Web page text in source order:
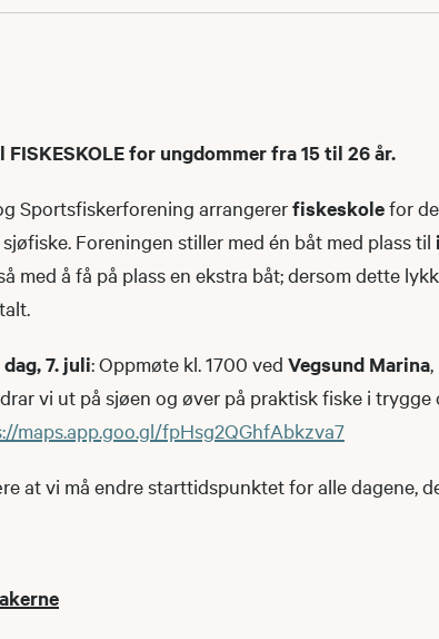
for ungdommer fra 15 til 26 år.
Sportsfiskerforening arrangererfiskeskolefor
Foreningen stiller med én båt med plass til
med å få på plass en ekstra båt; dersom dette
7. juli: Oppmøte kl. 1700 ved Vegsund Marina
vi ut på sjøen og øver på praktisk fiske i trygge
maps.app.goo.gl/fpHsg2QGhfAbkzva7
at vi må endre starttidspunktet for alle dagene,